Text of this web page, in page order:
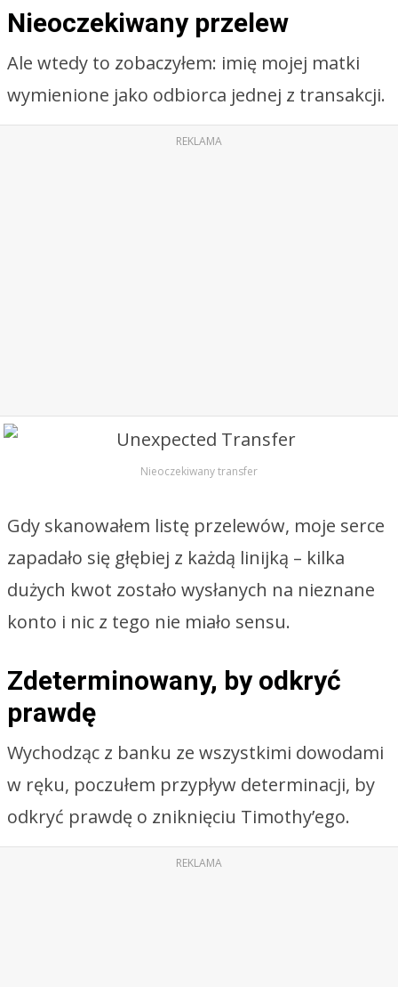
Nieoczekiwany przelew
Ale wtedy to zobaczyłem: imię mojej matki
wymienione jako odbiorca jednej z transakcji.
REKLAMA
Nieoczekiwany transfer
Gdy skanowałem listę przelewów, moje serce
zapadało się głębiej z każdą linijką – kilka
dużych kwot zostało wysłanych na nieznane
konto i nic z tego nie miało sensu.
Zdeterminowany, by odkryć
prawdę
Wychodząc z banku ze wszystkimi dowodami
w ręku, poczułem przypływ determinacji, by
odkryć prawdę o zniknięciu Timothy’ego.
REKLAMA